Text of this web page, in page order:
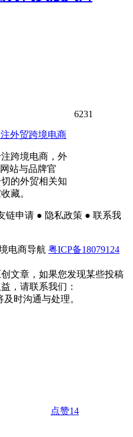
6231
跨境电商，外
站与品牌官
的外贸相关知
藏。
链申请 ● 隐私政策 ● 联系我
电商导航 粤ICP备18079124
文章，如果您发现某些投稿
，请联系我们：
及时沟通与处理。
点赞14